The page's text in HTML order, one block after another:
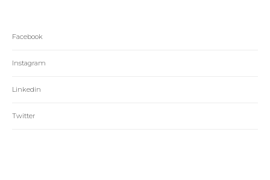
Facebook
Instagram
Linkedin
Twitter